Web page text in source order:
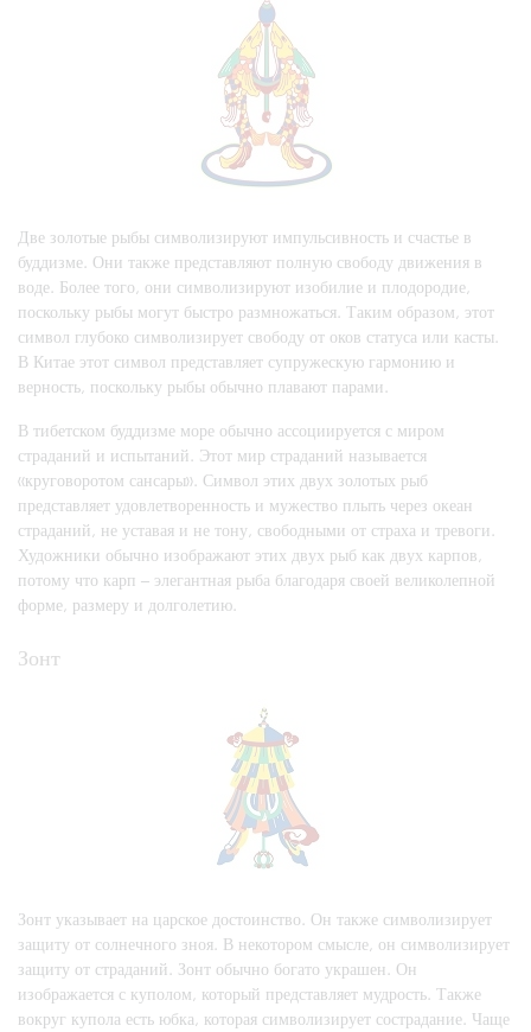
Две золотые рыбы символизируют импульсивность и счастье в
буддизме. Они также представляют полную свободу движения в
воде. Более того, они символизируют изобилие и плодородие,
поскольку рыбы могут быстро размножаться. Таким образом, этот
символ глубоко символизирует свободу от оков статуса или касты.
В Китае этот символ представляет супружескую гармонию и
верность, поскольку рыбы обычно плавают парами.
В тибетском буддизме море обычно ассоциируется с миром
страданий и испытаний. Этот мир страданий называется
«круговоротом сансары». Символ этих двух золотых рыб
представляет удовлетворенность и мужество плыть через океан
страданий, не уставая и не тону, свободными от страха и тревоги.
Художники обычно изображают этих двух рыб как двух карпов,
потому что карп – элегантная рыба благодаря своей великолепной
форме, размеру и долголетию.
Зонт
Зонт указывает на царское достоинство. Он также символизирует
защиту от солнечного зноя. В некотором смысле, он символизирует
защиту от страданий. Зонт обычно богато украшен. Он
изображается с куполом, который представляет мудрость. Также
вокруг купола есть юбка, которая символизирует сострадание. Чаще